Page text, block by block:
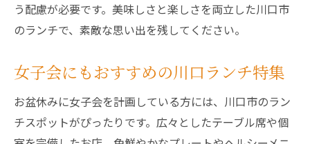
う配慮が必要です。美味しさと楽しさを両立した川口市
のランチで、素敵な思い出を残してください。
女子会にもおすすめの川口ランチ特集
お盆休みに女子会を計画している方には、川口市のラン
チスポットがぴったりです。広々としたテーブル席や個